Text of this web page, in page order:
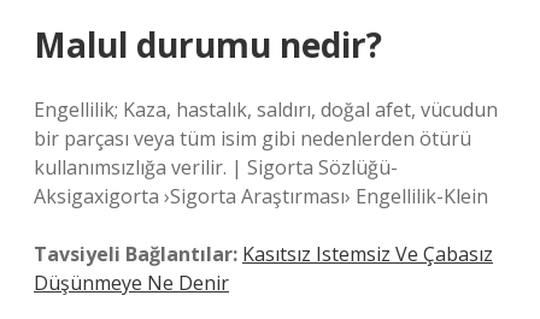
Malul durumu nedir?
Engellilik; Kaza, hastalık, saldırı, doğal afet, vücudun
bir parçası veya tüm isim gibi nedenlerden ötürü
kullanımsızlığa verilir. | Sigorta Sözlüğü-
Aksigaxigorta ›Sigorta Araştırması› Engellilik-Klein
Tavsiyeli Bağlantılar: Kasıtsız Istemsiz Ve Çabasız
Düşünmeye Ne Denir